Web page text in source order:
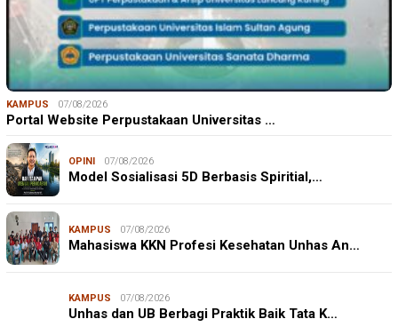
KAMPUS 07/08/2026
Portal Website Perpustakaan Universitas …
OPINI 07/08/2026
Model Sosialisasi 5D Berbasis Spiritial,…
KAMPUS 07/08/2026
Mahasiswa KKN Profesi Kesehatan Unhas An…
KAMPUS 07/08/2026
Unhas dan UB Berbagi Praktik Baik Tata K…